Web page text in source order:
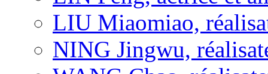
LIU Miaomiao,
NING Jingwu,